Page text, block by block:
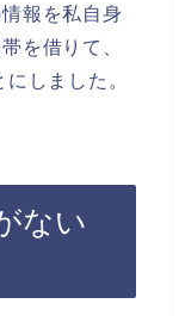
報を私自身
を借りて、
しました。
ない